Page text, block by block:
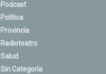
Podcast
Política
Provincia
Radioteatro
Salud
Sin Categoría